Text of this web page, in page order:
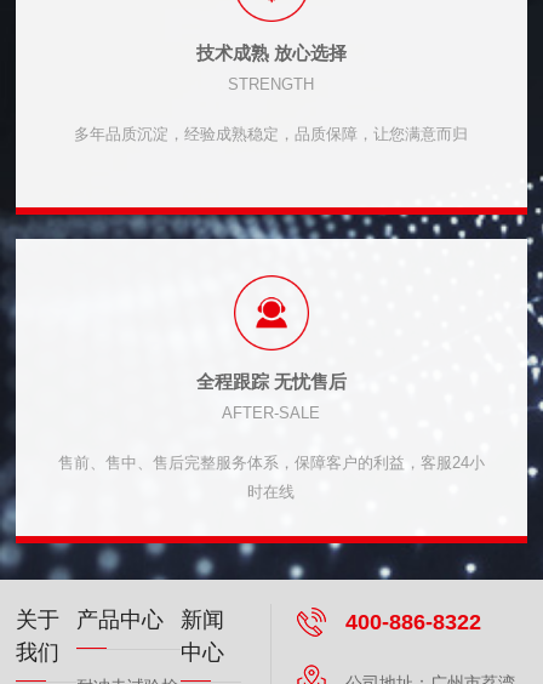
技术成熟 放心选择
STRENGTH
多年品质沉淀，经验成熟稳定，品质保障，让您满意而归
全程跟踪 无忧售后
AFTER-SALE
售前、售中、售后完整服务体系，保障客户的利益，客服24小
时在线
关于
我们
产品中心
新闻
中心
400-886-8322